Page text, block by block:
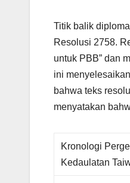
Titik balik
Resolusi 2758.
untuk PBB” dan
ini
bahwa teks
menyatakan
Kronologi
Kedaulatan